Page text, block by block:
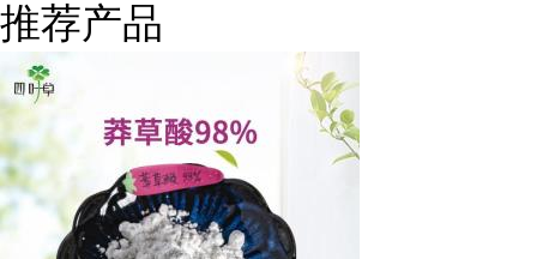
推荐产品